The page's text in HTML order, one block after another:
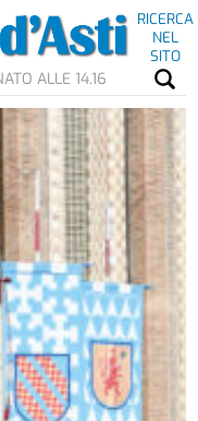
RICERCA
NEL
SITO
ALLE 14.16